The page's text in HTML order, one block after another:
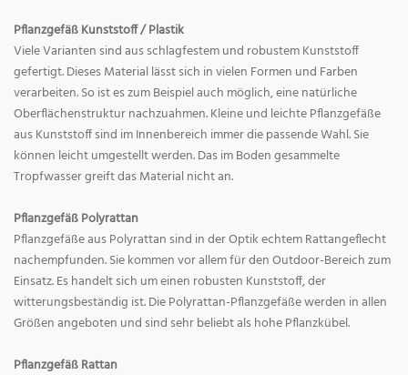
Pflanzgefäß Kunststoff / Plastik
Viele Varianten sind aus schlagfestem und robustem Kunststoff
gefertigt. Dieses Material lässt sich in vielen Formen und Farben
verarbeiten. So ist es zum Beispiel auch möglich, eine natürliche
Oberflächenstruktur nachzuahmen. Kleine und leichte Pflanzgefäße
aus Kunststoff sind im Innenbereich immer die passende Wahl. Sie
können leicht umgestellt werden. Das im Boden gesammelte
Tropfwasser greift das Material nicht an.
Pflanzgefäß Polyrattan
Pflanzgefäße aus Polyrattan sind in der Optik echtem Rattangeflecht
nachempfunden. Sie kommen vor allem für den Outdoor-Bereich zum
Einsatz. Es handelt sich um einen robusten Kunststoff, der
witterungsbeständig ist. Die Polyrattan-Pflanzgefäße werden in allen
Größen angeboten und sind sehr beliebt als hohe Pflanzkübel.
Pflanzgefäß Rattan